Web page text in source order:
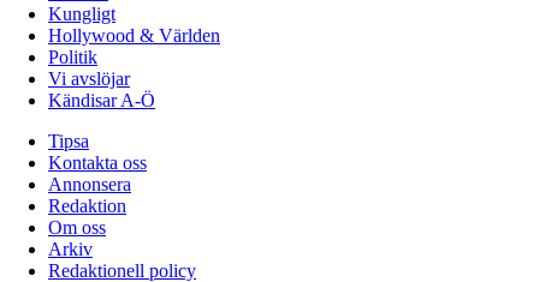
Kungligt
Hollywood & Världen
Politik
Vi avslöjar
Kändisar A-Ö
Tipsa
Kontakta oss
Annonsera
Redaktion
Om oss
Arkiv
Redaktionell policy